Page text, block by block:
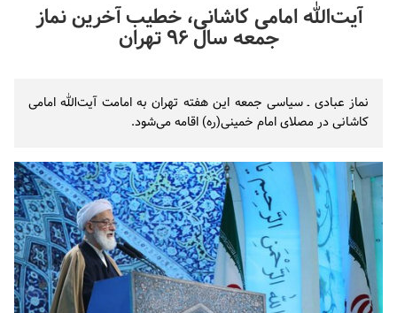
معظم انقلاب
گزارش تصویری| مراسم نماز بر پیکر امام شهید انقلاب اسلامی ایران
آیت‌الله امامی کاشانی، خطیب آخرین نماز
جمعه سال ۹۶ تهران
نماز عبادی ـ سیاسی جمعه این هفته تهران به امامت آیت‌الله امامی
کاشانی در مصلای امام خمینی(ره) اقامه می‌شود.